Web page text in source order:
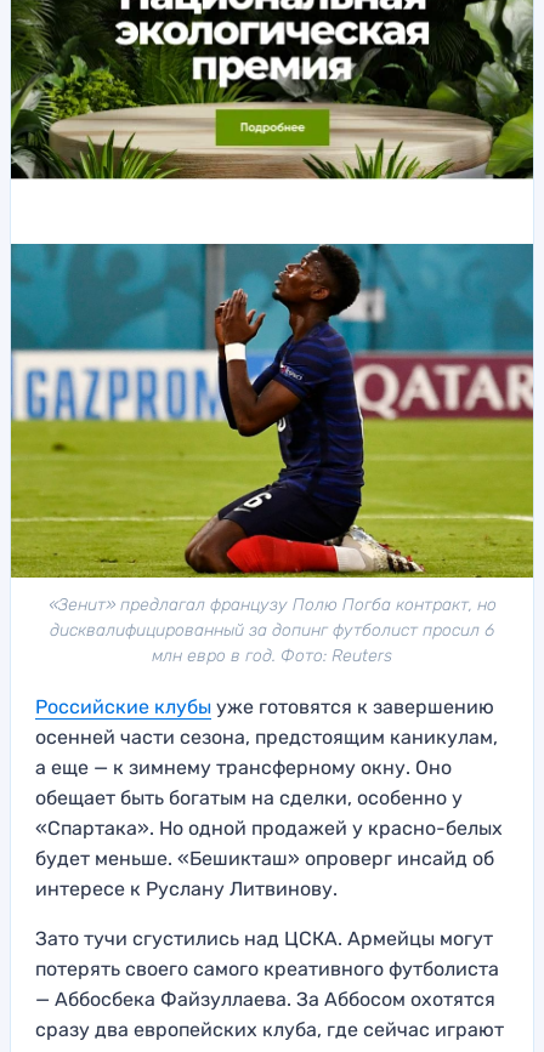
«Зенит» предлагал французу Полю Погба контракт, но
дисквалифицированный за допинг футболист просил 6
млн евро в год. Фото: Reuters
Российские клубы уже готовятся к завершению
осенней части сезона, предстоящим каникулам,
а еще — к зимнему трансферному окну. Оно
обещает быть богатым на сделки, особенно у
«Спартака». Но одной продажей у красно-белых
будет меньше. «Бешикташ» опроверг инсайд об
интересе к Руслану Литвинову.
Зато тучи сгустились над ЦСКА. Армейцы могут
потерять своего самого креативного футболиста
— Аббосбека Файзуллаева. За Аббосом охотятся
сразу два европейских клуба, где сейчас играют